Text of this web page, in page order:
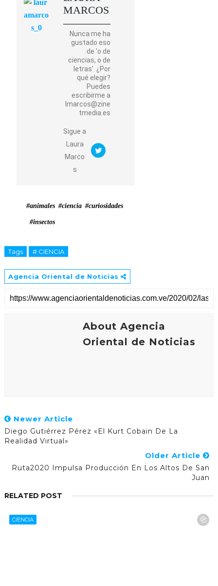
MARCOS
Nunca me ha
gustado eso
de 'o de
ciencias, o de
letras'. ¿Por
qué elegir?
Puedes
escribirme a
lmarcos@zine
tmedia.es
Sigue a
Laura
Marco
s
#animales #ciencia #curiosidades
#insectos
Tags # CIENCIA
Agencia Oriental de Noticias
About Agencia
Oriental de Noticias
Newer Article
Diego Gutiérrez Pérez «El Kurt Cobain De La
Realidad Virtual»
Older Article
Ruta2020 Impulsa Producción En Los Altos De San
Juan
RELATED POST
CIENCIA